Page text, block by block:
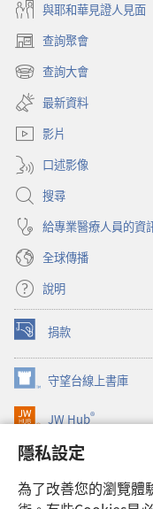
隱私設定
為了改善您的瀏覽體
與耶和華見證人見面
查詢聚會
（開
啟
新
視
窗）
查詢大會
（開
啟
新
視
窗）
最新資料
影片
口述影像
搜尋
給專業醫療人員的資
全球傳播
說明
捐款
（開
啟
新
視
窗）
守望台線上書庫
（開
啟
新
窗）
JW Hub®
（開
啟
新
視
窗）
JW Library®
Watchtower